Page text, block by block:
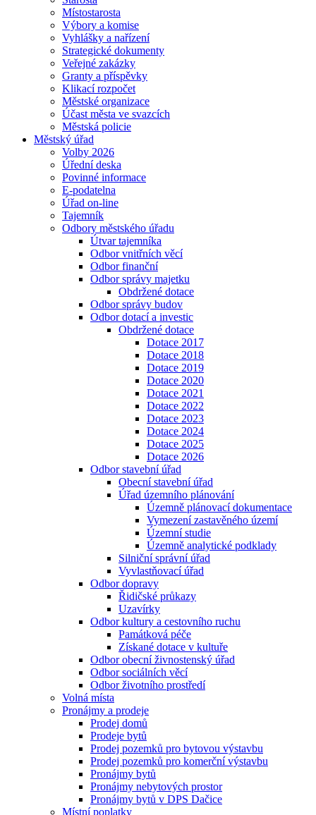
Místostarosta
Výbory a komise
Vyhlášky a nařízení
Strategické dokumenty
Veřejné zakázky
Granty a příspěvky
Klikací rozpočet
Městské organizace
Účast města ve svazcích
Městská policie
Městský úřad
Volby 2026
Úřední deska
Povinné informace
E-podatelna
Úřad on-line
Tajemník
Odbory městského úřadu
Útvar tajemníka
Odbor vnitřních věcí
Odbor finanční
Odbor správy majetku
Obdržené dotace
Odbor správy budov
Odbor dotací a investic
Obdržené dotace
Dotace 2017
Dotace 2018
Dotace 2019
Dotace 2020
Dotace 2021
Dotace 2022
Dotace 2023
Dotace 2024
Dotace 2025
Dotace 2026
Odbor stavební úřad
Obecní stavební úřad
Úřad územního plánování
Územně plánovací dokumentace
Vymezení zastavěného území
Územní studie
Územně analytické podklady
Silniční správní úřad
Vyvlastňovací úřad
Odbor dopravy
Řidičské průkazy
Uzavírky
Odbor kultury a cestovního ruchu
Památková péče
Získané dotace v kultuře
Odbor obecní živnostenský úřad
Odbor sociálních věcí
Odbor životního prostředí
Volná místa
Pronájmy a prodeje
Prodej domů
Prodeje bytů
Prodej pozemků pro bytovou výstavbu
Prodej pozemků pro komerční výstavbu
Pronájmy bytů
Pronájmy nebytových prostor
Pronájmy bytů v DPS Dačice
Místní poplatky